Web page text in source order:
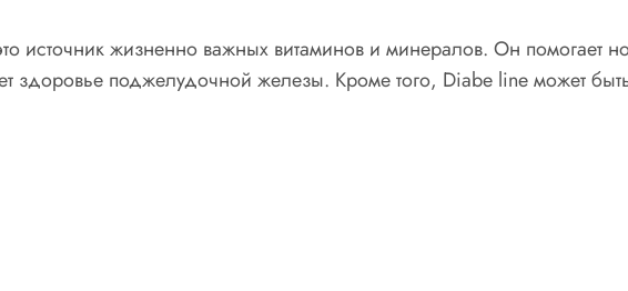
источник жизненно важных витаминов и минералов. Он помогает
здоровье поджелудочной железы. Кроме того, Diabe line может